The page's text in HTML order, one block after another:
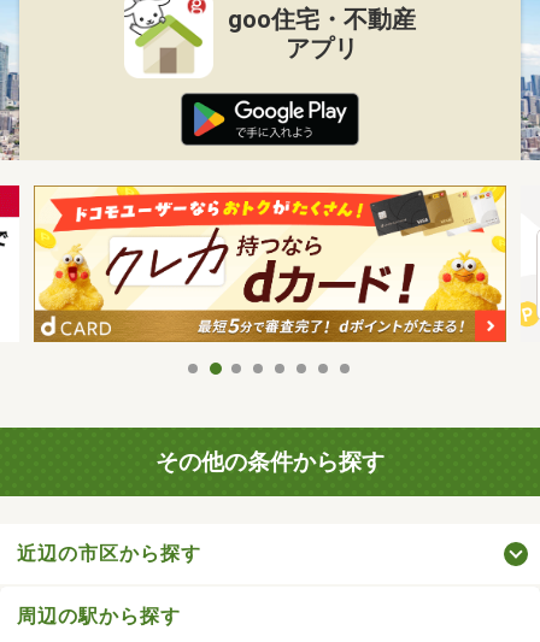
goo住宅・不動産
アプリ
その他の条件から探す
近辺の市区から探す
周辺の駅から探す